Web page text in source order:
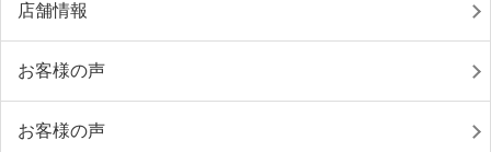
店舗情報
お客様の声
お客様の声